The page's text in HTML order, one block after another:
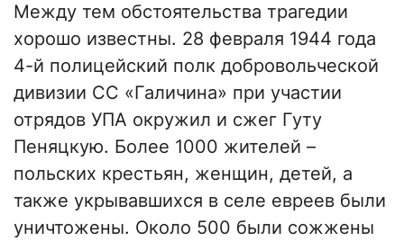
Между тем обстоятельства трагедии
хорошо известны. 28 февраля 1944 года
4-й полицейский полк добровольческой
дивизии СС «Галичина» при участии
отрядов УПА окружил и сжег Гуту
Пеняцкую. Более 1000 жителей –
польских крестьян, женщин, детей, а
также укрывавшихся в селе евреев были
уничтожены. Около 500 были сожжены